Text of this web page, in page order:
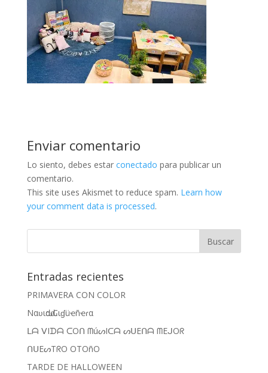
Enviar comentario
Lo siento, debes estar conectado para publicar un
comentario.
This site uses Akismet to reduce spam. Learn how
your comment data is processed.
Entradas recientes
PRIMAVERA CON COLOR
Nαʋιԃαԃ Cιɠüҽñҽɾα
ᒪᗩ ᐯIᗪᗩ ᑕOᑎ ᗰúᔕIᑕᗩ ᔕᑌEᑎᗩ ᗰEᒍOᖇ
ᑎᑌEᔕTᖇO OTOñO
TARDE DE HALLOWEEN